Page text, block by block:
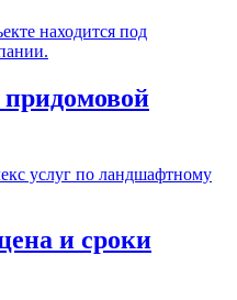
находится под
придомовой
услуг по ландшафтному
и сроки